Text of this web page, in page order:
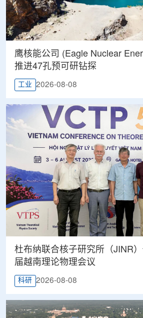
鹰核能公司 (Eagle Nuclear
推进47孔预可研钻探
工业 2026-08-08
杜布纳联合核子研究所（JINR
届越南理论物理会议
科研 2026-08-08